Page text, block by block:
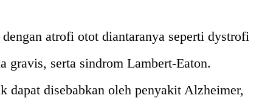
atrofi otot diantaranya seperti dystrofi
gravis, serta sindrom Lambert-Eaton.
dapat disebabkan oleh penyakit Alzheimer,